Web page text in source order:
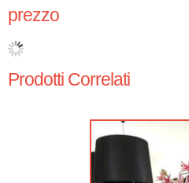
prezzo
Prodotti Correlati